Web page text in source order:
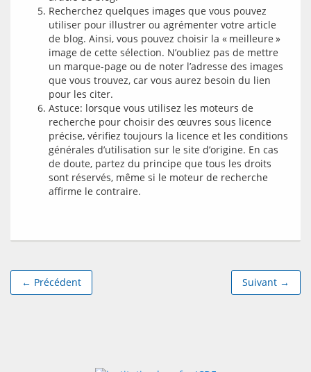
Recherchez quelques images que vous pouvez
utiliser pour illustrer ou agrémenter votre article
de blog. Ainsi, vous pouvez choisir la « meilleure »
image de cette sélection. N’oubliez pas de mettre
un marque-page ou de noter l’adresse des images
que vous trouvez, car vous aurez besoin du lien
pour les citer.
Astuce: lorsque vous utilisez les moteurs de
recherche pour choisir des œuvres sous licence
précise, vérifiez toujours la licence et les conditions
générales d’utilisation sur le site d’origine. En cas
de doute, partez du principe que tous les droits
sont réservés, même si le moteur de recherche
affirme le contraire.
← Précédent Suivant →